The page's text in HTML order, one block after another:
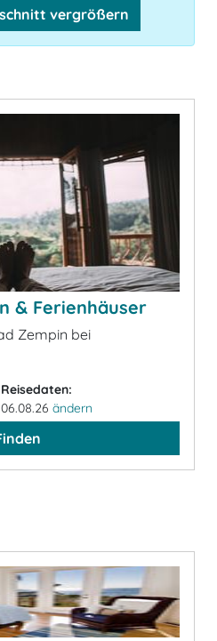
vergrößern
& Ferienhäuser
Zempin bei
ändern